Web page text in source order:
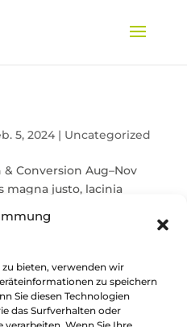
bieten, verwenden wir
zu speichern
Sie diesen Technologien
das Surfverhalten oder
verarbeiten. Wenn Sie Ihre
5, 2024| Uncategorized
Conversion Aug–Nov
magna justo, lacinia
at tellus. Lorem
adipiscing elit.
magna...
Suchen